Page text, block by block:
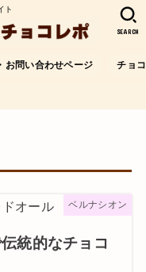
ト
お問い合わせページ チョ
SEARCH
ベルナシオン
統的なチョコ